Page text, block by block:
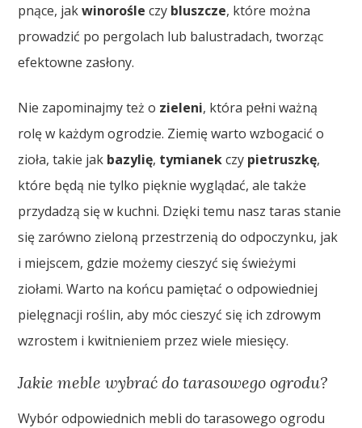
pnące, jakwinorośle czy bluszcze, które można
prowadzić po pergolach lub balustradach, tworząc
efektowne zasłony.
Nie zapominajmy też o zieleni, która pełni ważną
rolę w każdym ogrodzie. Ziemię warto wzbogacić o
zioła, takie jak bazylię, tymianekczy pietruszkę,
które będą nie tylko pięknie wyglądać, ale także
przydadzą się w kuchni. Dzięki temu nasz taras stanie
się zarówno zieloną przestrzenią do odpoczynku, jak
i miejscem, gdzie możemy cieszyć się świeżymi
ziołami. Warto na końcu pamiętać o odpowiedniej
pielęgnacji roślin, aby móc cieszyć się ich zdrowym
wzrostem i kwitnieniem przez wiele miesięcy.
Jakie meble wybrać do tarasowego ogrodu?
Wybór odpowiednich mebli do tarasowego ogrodu